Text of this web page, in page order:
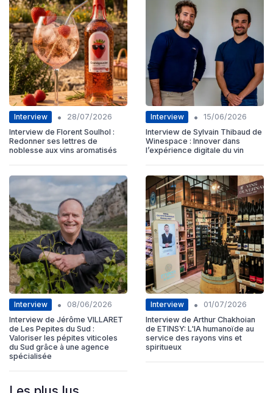
Interview •
28/07/2026
Interview de Florent Soulhol :
Redonner ses lettres de
noblesse aux vins aromatisés
Interview •
15/06/2026
Interview de Sylvain Thibaud de
Winespace : Innover dans
l’expérience digitale du vin
Interview •
08/06/2026
Interview de Jérôme VILLARET
de Les Pepites du Sud :
Valoriser les pépites viticoles
du Sud grâce à une agence
spécialisée
Interview •
01/07/2026
Interview de Arthur Chakhoian
de ETINSY: L'IA humanoïde au
service des rayons vins et
spiritueux